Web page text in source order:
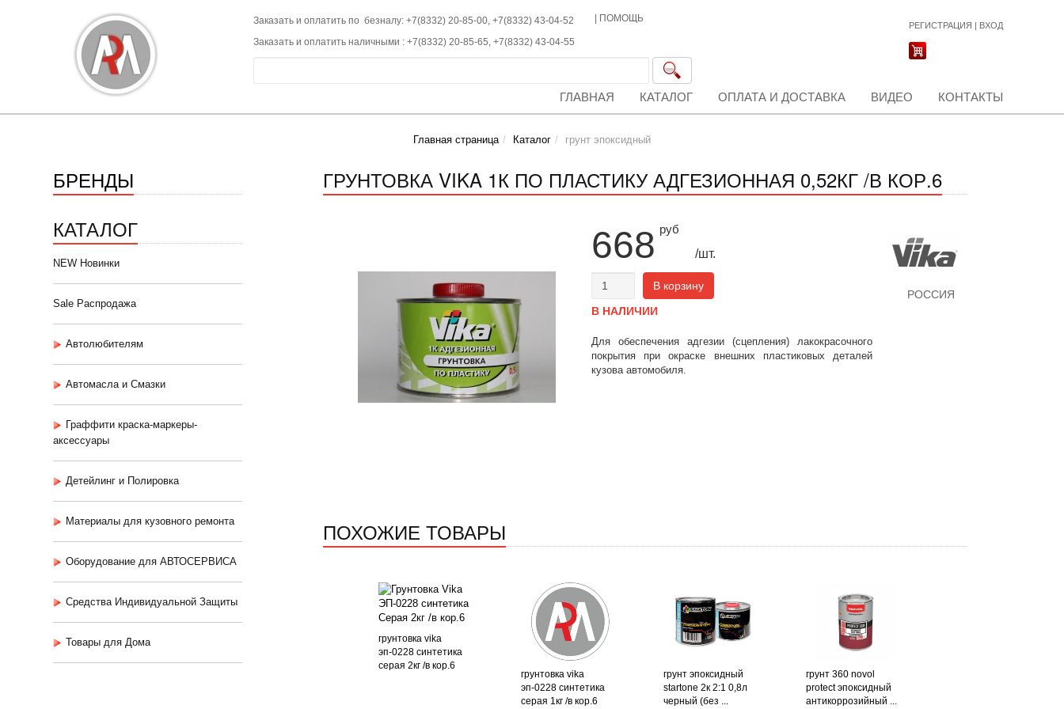
Заказать и оплатить по безналу: +7(8332) 20-85-00, +7(8332) 43-04-52
Заказать и оплатить наличными : +7(8332) 20-85-65, +7(8332) 43-04-55
ПОМОЩЬ
РЕГИСТРАЦИЯ | ВХОД
ГЛАВНАЯ КАТАЛОГ ОПЛАТА И ДОСТАВКА ВИДЕО КОНТАКТЫ
Главная страница Каталог грунт эпоксидный
БРЕНДЫ
КАТАЛОГ
NEW Новинки
Sale Распродажа
Автолюбителям
Автомасла и Смазки
Граффити краска-маркеры-
аксессуары
Детейлинг и Полировка
Материалы для кузовного ремонта
Оборудование для АВТОСЕРВИСА
Средства Индивидуальной Защиты
Товары для Дома
ГРУНТОВКА VIKA 1К ПО ПЛАСТИКУ АДГЕЗИОННАЯ 0,52КГ /В КОР.6
668 руб
/шт.
В корзину
В НАЛИЧИИ
Для обеспечения адгезии (сцепления) лакокрасочного
покрытия при окраске внешних пластиковых деталей
кузова автомобиля.
РОССИЯ
ПОХОЖИЕ ТОВАРЫ
грунтовка vika
эп-0228 синтетика
серая 2кг /в кор.6
грунтовка vika
эп-0228 синтетика
серая 1кг /в кор.6
грунт эпоксидный
startone 2к 2:1 0,8л
черный (без ...
грунт 360 novol
protect эпоксидный
антикоррозийный ...